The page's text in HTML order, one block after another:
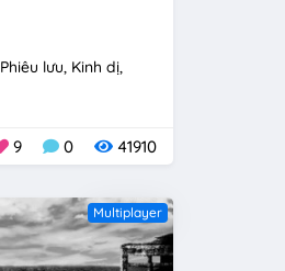
Phiêu lưu Kinh dị
9 0 41910
Multiplayer